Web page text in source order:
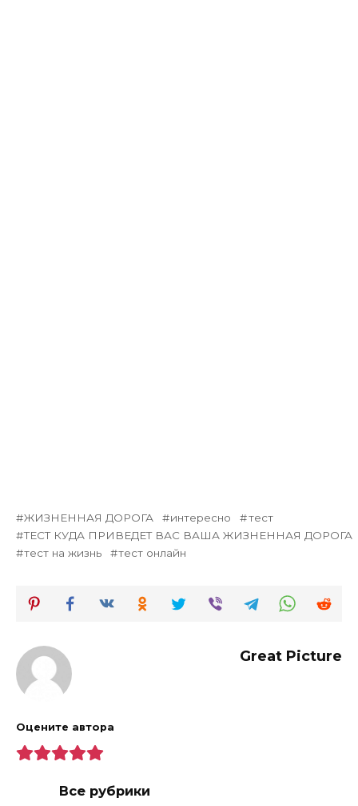
ЖИЗНЕННАЯ ДОРОГА интересно
тест
ТЕСТ КУДА ПРИВЕДЕТ ВАС ВАША ЖИЗНЕННАЯ ДОРОГА
тест на жизнь
тест онлайн
Great Picture
Оцените автора
Все рубрики